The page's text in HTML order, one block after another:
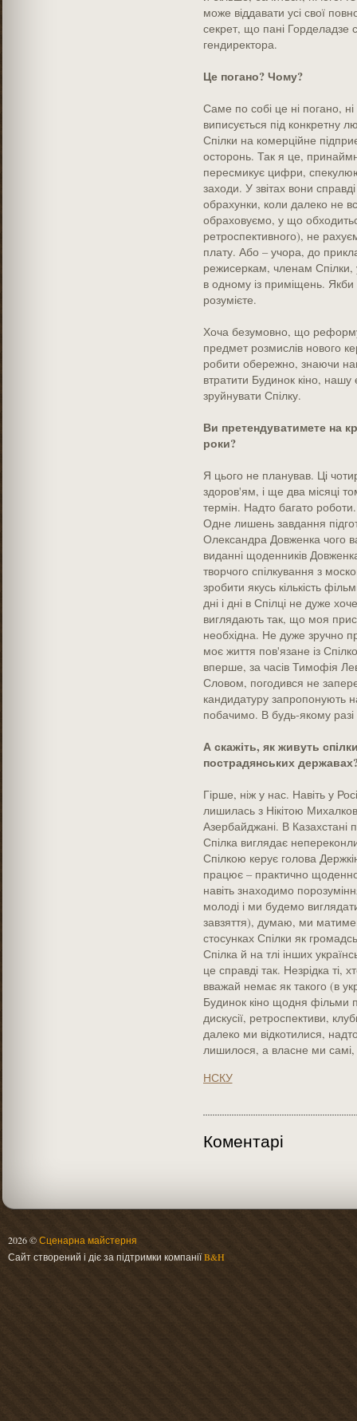
може віддавати усі свої
секрет, що пані Горделадзе
гендиректора.
Це погано? Чому?
Саме по собі це ні погано,
виписується під конкретну
Спілки на комерційне
осторонь. Так я це,
пересмикує цифри,
заходи. У звітах вони
обрахунки, коли далеко не
обраховуємо, у що
ретроспективного), не
плату. Або – учора, до
режисеркам, членам
в одному із приміщень.
розумієте.
Хоча безумовно, що
предмет розмислів нового
робити обережно, знаючи
втратити Будинок кіно,
зруйнувати Спілку.
Ви претендуватимете на
роки?
Я цього не планував. Ці
здоров'ям, і ще два місяці
термін. Надто багато
Одне лишень завдання
Олександра Довженка чого
виданні щоденників
творчого спілкування з
зробити якусь кількість
дні і дні в Спілці не дуже
виглядають так, що моя
необхідна. Не дуже зручно
моє життя пов'язане із
вперше, за часів Тимофія
Словом, погодився не
кандидатуру запропонують
побачимо. В будь-якому
А скажіть, як живуть
пострадянських
Гірше, ніж у нас. Навіть у
лишилась з Нікітою
Азербайджані. В Казахстані
Спілка виглядає
Спілкою керує голова
працює – практично
навіть знаходимо
молоді і ми будемо
завзяття), думаю, ми
стосунках Спілки як
Спілка й на тлі інших
це справді так. Незрідка ті,
вважай немає як такого (в
Будинок кіно щодня фільми
дискусії, ретроспективи,
далеко ми відкотилися,
лишилося, а власне ми
НСКУ
Коментарі
2026 ©Сценарна майстерня
Сайт створений і діє за підтримки компаніїB&H